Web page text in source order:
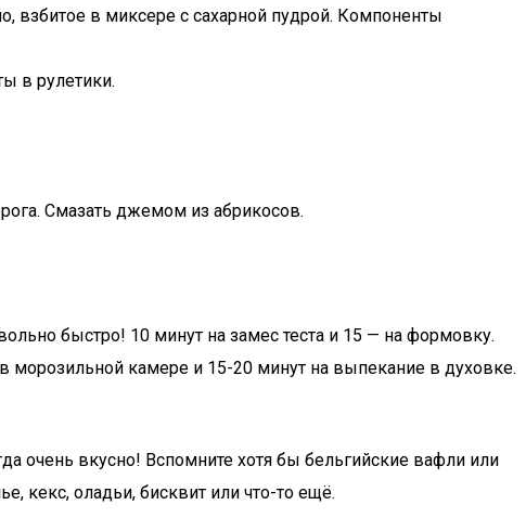
взбитое в миксере с сахарной пудрой. Компоненты
в рулетики.
Смазать джемом из абрикосов.
быстро! 10 минут на замес теста и 15 — на формовку.
морозильной камере и 15-20 минут на выпекание в духовке.
очень вкусно! Вспомните хотя бы бельгийские вафли или
кекс, оладьи, бисквит или что-то ещё.